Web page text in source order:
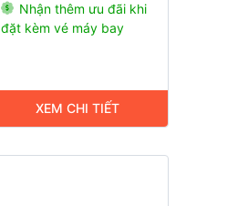
Nhận thêm ưu đãi khi
đặt kèm vé máy bay
XEM CHI TIẾT